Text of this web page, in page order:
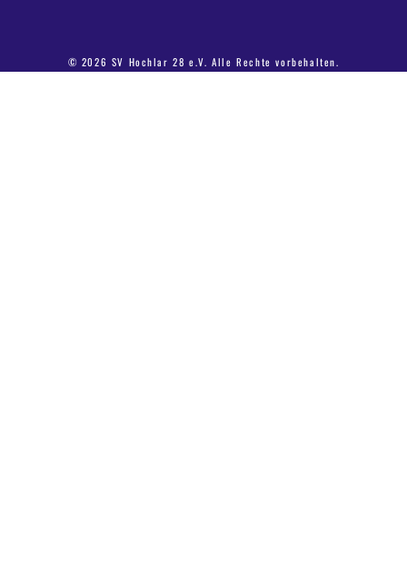
© 2026 SV Hochlar 28 e.V. Alle Rechte vorbehalten.